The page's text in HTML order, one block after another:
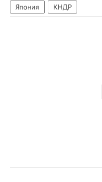
Япония КНДР